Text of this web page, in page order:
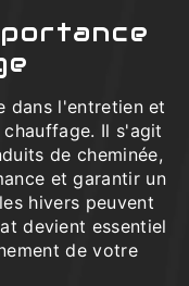
dans l'entretien et
Il s'agit
de cheminée,
et garantir un
hivers peuvent
devient essentiel
de votre